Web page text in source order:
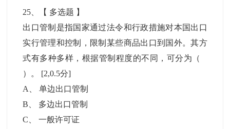
25 、【 多选题 】
出口管制是指国家通过法令和行政措施对本国出口
实行管理和控制，限制某些商品出口到国外。其方
式有多种多样，根据管制程度的不同，可分为（
）。 [2,0.5分]
A
、单边出口管制
B
多边出口管制
C 、一般许可证